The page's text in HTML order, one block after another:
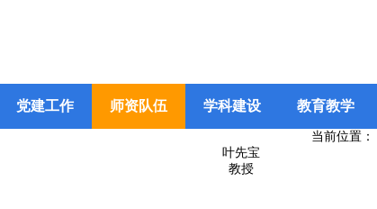
党建工作 师资队伍 学科建设 教育教学
当前位置：
叶先宝
教授